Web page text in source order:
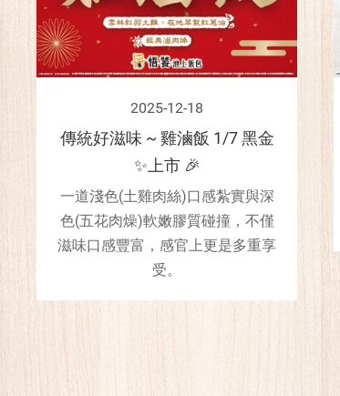
2025-12-18
傳統好滋味 ~ 雞滷飯 1/7 黑金
✨上市 🎉
一道淺色(土雞肉絲)口感紮實與深
色(五花肉燥)軟嫩膠質碰撞，不僅
滋味口感豐富，感官上更是多重享
受。